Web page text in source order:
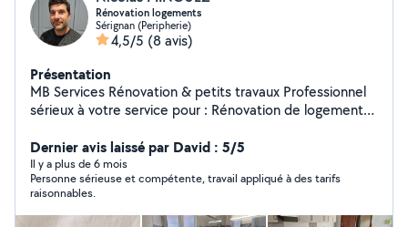
Rénovation logements
Sérignan (Peripherie)
4,5/5 (8 avis)
Présentation
MB Services Rénovation & petits travaux Professionnel
sérieux à votre service pour : Rénovation de logement
WC, douches) Électricité (prises, luminaires) Montage
de meubles, étagères, tringles Pose de cuisines et salles
de bain Entretien d'espaces verts Devis gratuit Travail
soigné Réactif
Dernier avis laissé par David : 5/5
Il y a plus de 6 mois
Personne sérieuse et compétente, travail appliqué à des tarifs
raisonnables.